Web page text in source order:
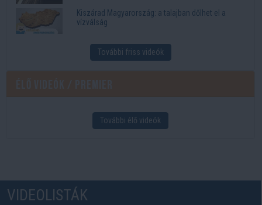
Kiszárad Magyarország: a talajban dőlhet el a
vízválság
További friss videók
További élő videók
VIDEOLISTÁK